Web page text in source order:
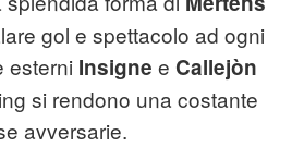
gol e spettacolo ad ogni
esterni Insigne e Callejòn
si rendono una costante
avversarie.